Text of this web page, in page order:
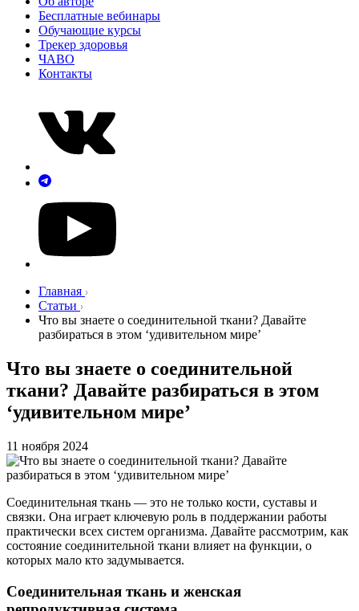
Бесплатные вебинары
Обучающие курсы
Трекер здоровья
ЧАВО
Контакты
Главная
Статьи
Что вы знаете о соединительной ткани? Давайте
разбираться в этом ‘удивительном мире’
Что вы знаете о соединительной
ткани? Давайте разбираться в этом
‘удивительном мире’
11 ноября 2024
Соединительная ткань — это не только кости, суставы и
связки. Она играет ключевую роль в поддержании работы
практически всех систем организма. Давайте рассмотрим, как
состояние соединительной ткани влияет на функции, о
которых мало кто задумывается.
Соединительная ткань и женская